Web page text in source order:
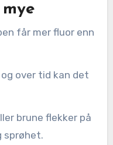
får mer fluor enn
over tid kan det
brune flekker på
sprøhet.